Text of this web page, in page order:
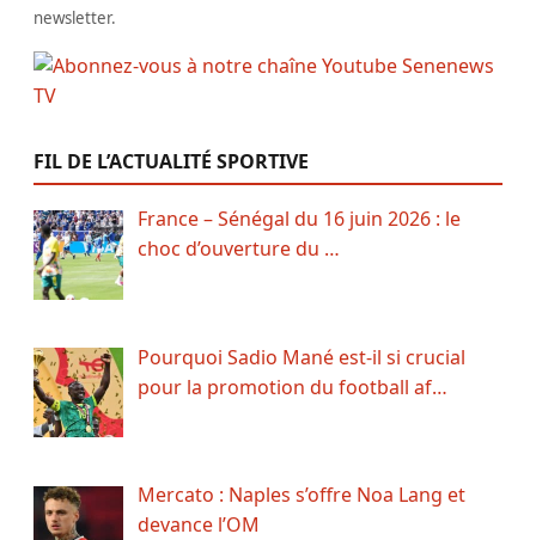
newsletter.
FIL DE L’ACTUALITÉ SPORTIVE
France – Sénégal du 16 juin 2026 : le
choc d’ouverture du …
Pourquoi Sadio Mané est-il si crucial
pour la promotion du football af…
Mercato : Naples s’offre Noa Lang et
devance l’OM